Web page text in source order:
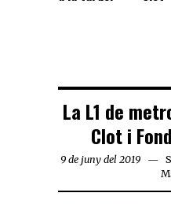
La L1 de
Clot i
9 de juny del 2019